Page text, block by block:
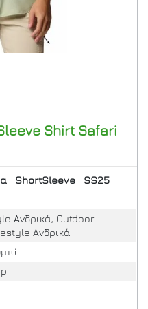
Shirt Safari
ShortSleeve
SS25
Ανδρικά, Outdoor
Ανδρικά